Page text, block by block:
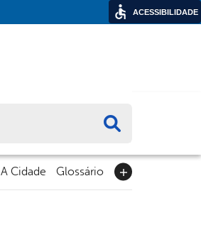
A Cidade Glossário
ACESSIBILIDADE